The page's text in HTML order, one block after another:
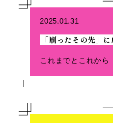
2025.01.31
「刷ったその先」
これまでとこれから